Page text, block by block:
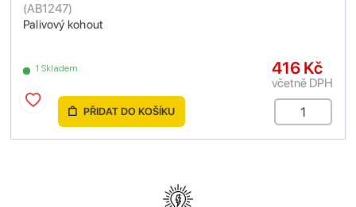
Palivový kohout
(AB1247)
1 Skladem 416 Kč
včetně DPH
PŘIDAT DO KOŠÍKU